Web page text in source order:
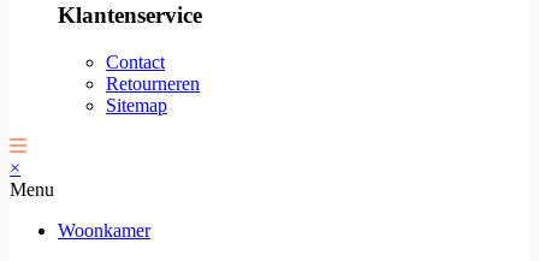
Klantenservice
Contact
Retourneren
Sitemap
×
Menu
Woonkamer